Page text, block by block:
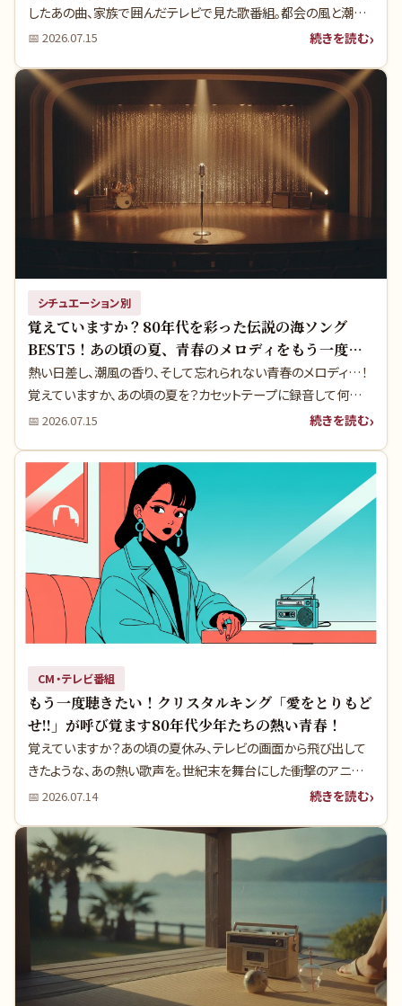
したあの曲、家族で囲んだテレビで見た歌番組。都会の風と潮の
香りが混じり合う、そんな青春の輝きに満ちた夏でした。実はこの
夢を映し出す「深い背景」が隠されているのです。
📅2026.07.15 続きを読む
シチュエーション別
覚えていますか？80年代を彩った伝説の海ソング
BEST5！あの頃の夏、青春のメロディをもう一度聴
きませんか？
熱い日差し、潮風の香り、そして忘れられない青春のメロディ…！
覚えていますか、あの頃の夏を？カセットテープに録音して何度も
聴いた、歌番組で家族と盛り上がった、そんな「海に行きたくなる
る人さえ驚くような知られざるエピソードや、ヒットの裏側が隠さ
れています。さあ、一緒にあの夏の記憶を旅してみましょう。
📅2026.07.15 続きを読む
CM・テレビ番組
もう一度聴きたい！クリスタルキング「愛をとりもど
せ!!」が呼び覚ます80年代少年たちの熱い青春！
覚えていますか？あの頃の夏休み、テレビの画面から飛び出して
きたような、あの熱い歌声を。世紀末を舞台にした衝撃のアニメ
『北斗の拳』。そのオープニングを飾ったクリスタルキングの『愛を
この曲が生まれた背景には、知られざるドラマと時代の熱狂が隠
されているのです。
📅2026.07.14 続きを読む